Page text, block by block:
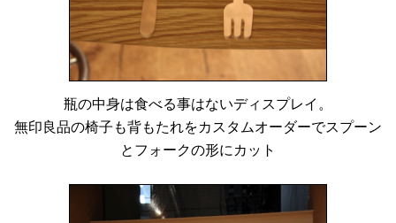
瓶の中身は食べる事はないディスプレイ。
無印良品の椅子も背もたれをカスタムオーダーでスプーン
とフォークの形にカット